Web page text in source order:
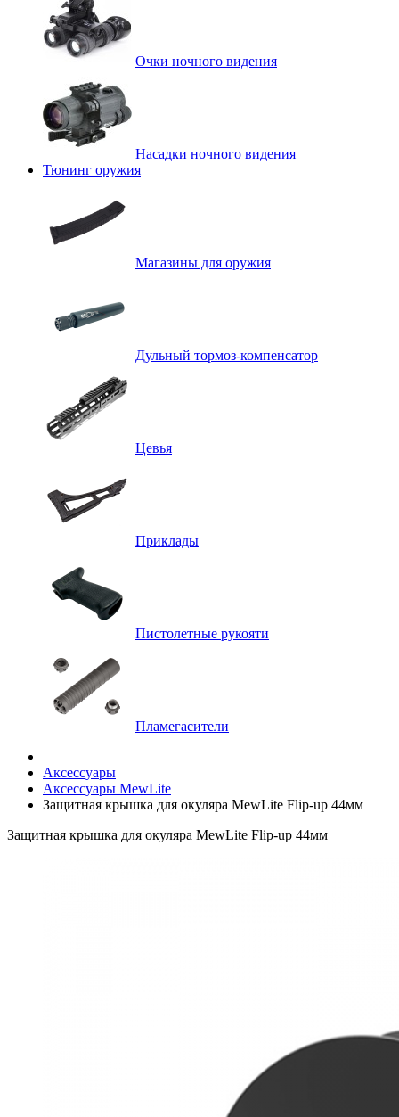
Очки ночного видения
Насадки ночного видения
Тюнинг оружия
Магазины для оружия
Дульный тормоз-компенсатор
Цевья
Приклады
Пистолетные рукояти
Пламегасители
Аксессуары
Аксессуары MewLite
Защитная крышка для окуляра MewLite Flip-up 44мм
Защитная крышка для окуляра MewLite Flip-up 44мм